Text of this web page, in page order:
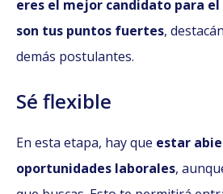
eres el mejor candidato para el
son tus puntos fuertes,
demás postulantes.
Sé flexible
En esta etapa, hay que estar
oportunidades laborales,